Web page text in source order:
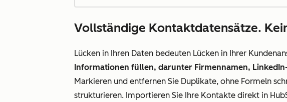
Vollständige Kontaktdatensätze.
Lücken in Ihren Daten bedeuten Lücken in Ihrer
Informationen füllen, darunter Firmennamen,
Markieren und entfernen Sie Duplikate, ohne Formeln
strukturieren. Importieren Sie Ihre Kontakte direkt in